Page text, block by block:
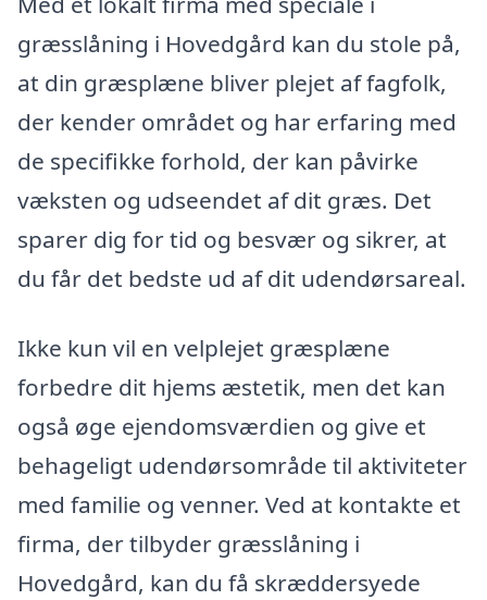
græsslåning i Hovedgård kan du stole på,
at din græsplæne bliver plejet af fagfolk,
der kender området og har erfaring med
de specifikke forhold, der kan påvirke
væksten og udseendet af dit græs. Det
sparer dig for tid og besvær og sikrer, at
du får det bedste ud af dit udendørsareal.
Ikke kun vil en velplejet græsplæne
forbedre dit hjems æstetik, men det kan
også øge ejendomsværdien og give et
behageligt udendørsområde til aktiviteter
med familie og venner. Ved at kontakte et
firma, der tilbyder græsslåning i
Hovedgård, kan du få skræddersyede